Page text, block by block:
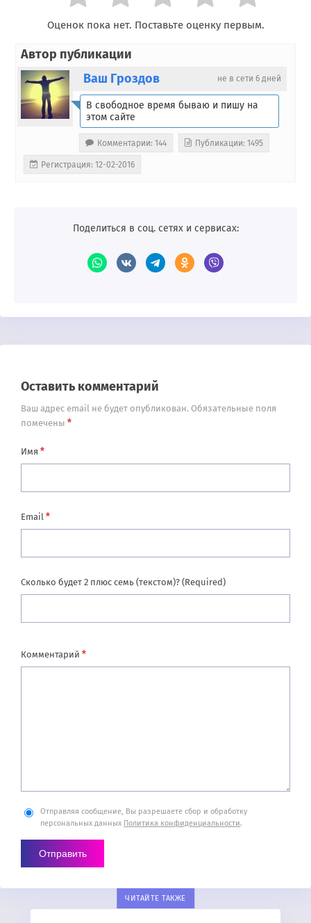
Оценок пока нет. Поставьте оценку первым.
Автор публикации
не в сети 6 дней
Ваш Гроздов
В свободное время бываю и пишу на
этом сайте
Комментарии: 144 Публикации: 1495
Регистрация: 12-02-2016
Поделиться в соц. сетях и сервисах:
Оставить комментарий
Ваш адрес email не будет опубликован. Обязательные поля
помечены *
Имя *
Email *
Сколько будет 2 плюс семь (текстом)? (Required)
Комментарий *
Отправляя сообщение, Вы разрешаете сбор и обработку
персональных данных Политика конфиденциальности.
ЧИТАЙТЕ ТАКЖЕ